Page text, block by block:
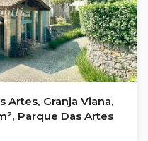
Artes, Granja Viana,
Parque Das Artes